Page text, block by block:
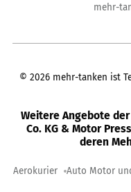
mehr-
© 2026 mehr-tanken ist
Weitere Angebote
Co. KG & Motor
deren
Aerokurier Auto Motor